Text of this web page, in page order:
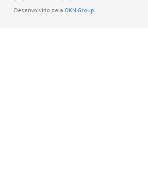
Desenvolvido pela OKN Group.